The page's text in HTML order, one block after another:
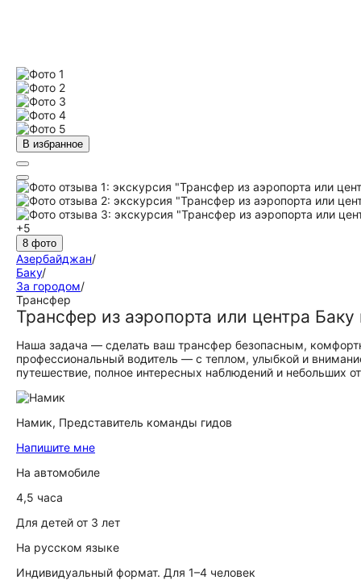
В избранное
+5
8 фото
Азербайджан/
Баку/
За городом/
Трансфер
Трансфер из аэропорта или центра
Наша задача — сделать ваш трансфер безопасным,
профессиональный водитель — с теплом, улыбкой и
путешествие, полное интересных наблюдений и небольших
Намик, Представитель команды гидов
Напишите мне
На автомобиле
4,5 часа
Для детей от 3 лет
На русском языке
Индивидуальный формат. Для 1–4 человек